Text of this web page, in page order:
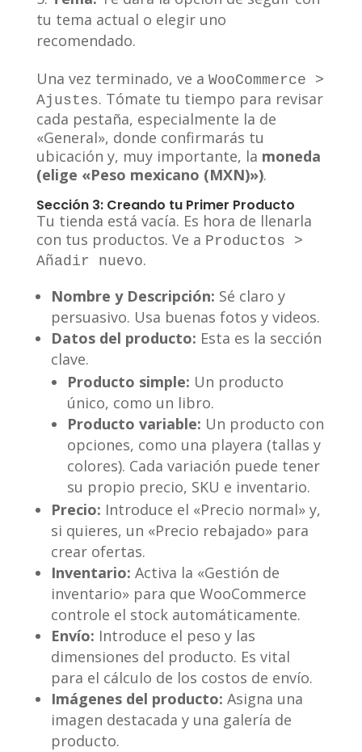
tu tema actual o elegir uno
recomendado.
Una vez terminado, ve a WooCommerce >
Ajustes. Tómate tu tiempo para revisar
cada pestaña, especialmente la de
«General», donde confirmarás tu
ubicación y, muy importante, la moneda
(elige «Peso mexicano (MXN)»).
Sección 3: Creando tu Primer Producto
Tu tienda está vacía. Es hora de llenarla
con tus productos. Ve a Productos >
Añadir nuevo.
Nombre y Descripción: Sé claro y
persuasivo. Usa buenas fotos y videos.
Datos del producto: Esta es la sección
clave.
Producto simple: Un producto
único, como un libro.
Producto variable: Un producto con
opciones, como una playera (tallas y
colores). Cada variación puede tener
su propio precio, SKU e inventario.
Precio: Introduce el «Precio normal» y,
si quieres, un «Precio rebajado» para
crear ofertas.
Inventario: Activa la «Gestión de
inventario» para que WooCommerce
controle el stock automáticamente.
Envío: Introduce el peso y las
dimensiones del producto. Es vital
para el cálculo de los costos de envío.
Imágenes del producto: Asigna una
imagen destacada y una galería de
producto.